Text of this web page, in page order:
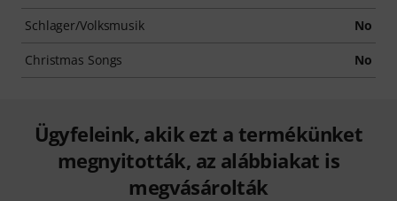
Schlager/Volksmusik No
Christmas Songs No
Ügyfeleink, akik ezt a termékünket
megnyitották, az alábbiakat is
megvásárolták